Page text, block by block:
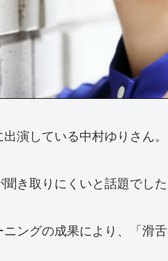
演している中村ゆりさん。
き取りにくいと話題でした
ングの成果により、「滑